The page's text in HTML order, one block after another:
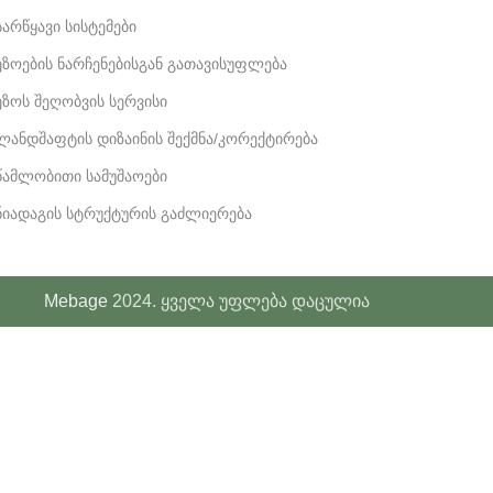
სისტემები
ნარჩენებისგან გათავისუფლება
შეღობვის სერვისი
დიზაინის შექმნა/კორექტირება
სამუშაოები
სტრუქტურის გაძლიერება
Mebage 2024. ყველა უფლება დაცულია